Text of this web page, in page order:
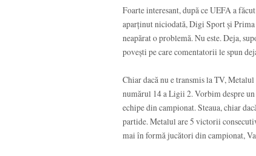
Foarte interesant, după ce UEFA a
aparținut niciodată, Digi Sport și
neapărat o problemă. Nu este. Deja,
povești pe care comentatorii le spun
Chiar dacă nu e transmis la TV,
numărul 14 a Ligii 2. Vorbim despre
echipe din campionat. Steaua, chiar
partide. Metalul are 5 victorii
mai în formă jucători din campionat,